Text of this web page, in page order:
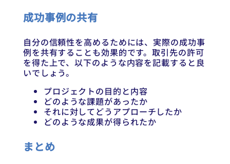
成功事例の共有
自分の信頼性を高めるためには、実際の成功事
例を共有することも効果的です。取引先の許可
を得た上で、以下のような内容を記載すると良
いでしょう。
プロジェクトの目的と内容
どのような課題があったか
それに対してどうアプローチしたか
どのような成果が得られたか
まとめ